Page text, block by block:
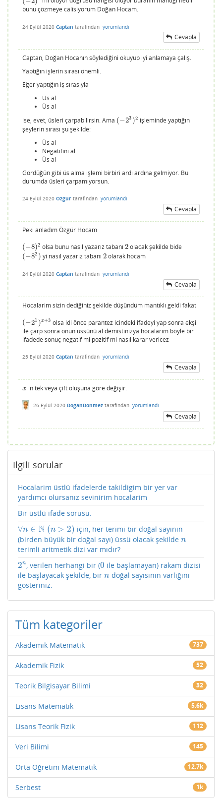
bunu çözmeye calisiyorum Doğan Hocam.
24 Eylül 2020 Captan tarafından yorumlandı
Cevapla
Captan, Doğan Hocanın söylediğini okuyup iyi anlamaya çalış.
Yaptığın işlerin sırası önemli.
Eğer yaptığın iş sırasıyla
Üs al
Üs al
ise, evet, üsleri çarpabilirsin. Ama (−23 )2
(−23)2
işleminde yaptığın
şeylerin sırası şu şekilde:
Üs al
Negatifini al
Üs al
Gördüğün gibi üs alma işlemi birbiri ardı ardına gelmiyor. Bu
durumda üsleri çarpamıyorsun.
24 Eylül 2020 Ozgur tarafından yorumlandı
Cevapla
Peki anladım Özgür Hocam
(−8)2
(−8)2 olsa bunu nasıl yazarız tabanı2
2olacak şekilde bide
(−82 )
(−82) yi nasıl yazarız tabanı 2
2olarak hocam
24 Eylül 2020 Captan tarafından yorumlandı
Cevapla
Hocalarim sizin dediğiniz şekilde düşündüm mantıklı geldi fakat
(−21 )x+3
(−21)x+3
olsa idi önce parantez icindeki ifadeyi yap sonra ekşi
ile çarp sonra onun üssünü al demistinizya hocalarım böyle bir
ifadede sonuç negatif mi pozitif mi nasıl karar vericez
25 Eylül 2020 Captan tarafından yorumlandı
Cevapla
x
x in tek veya çift oluşuna göre değişir.
26 Eylül 2020 DoganDonmez tarafından yorumlandı
Cevapla
İlgili sorular
Hocalarim üstlü ifadelerde takildigim bir yer var
yardımcı olursanız sevinirim hocalarim
Bir üstlü ifade sorusu.
∀n ∈ N (n > 2)
∀n∈N (n >2)
için, her terimi bir doğal sayının
(birden büyük bir doğal sayı) üssü olacak şekilde n
n
terimli aritmetik dizi var mıdır?
2n
2n , verilen herhangi bir (0
0 ile başlamayan) rakam dizisi
ile başlayacak şekilde, bir n
n doğal sayısının varlığını
gösteriniz.
Tüm kategoriler
Akademik Matematik 737
Akademik Fizik 52
Teorik Bilgisayar Bilimi 32
Lisans Matematik 5.6k
Lisans Teorik Fizik 112
Veri Bilimi 145
Orta Öğretim Matematik 12.7k
Serbest 1k